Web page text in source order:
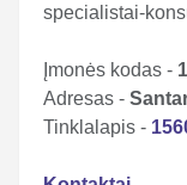
specialistai-
Įmonės kodas -
Adresas -
Tinklalapis -